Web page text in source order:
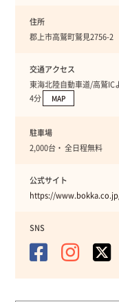
住所
郡上市高鷲町鷲見2756-2
交通アクセス
東海北陸自動車道/高鷲IC
4分
MAP
駐車場
2,000台・ 全日程無料
公式サイト
https://
SNS